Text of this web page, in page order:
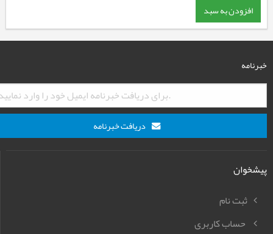
افزودن به سبد
خبرنامه
دریافت خبرنامه
پیشخوان
ثبت نام
حساب کاربری